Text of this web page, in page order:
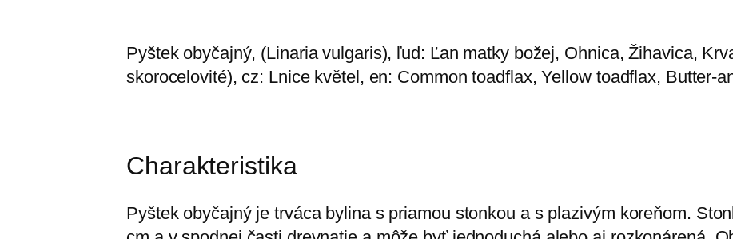
Pyštek obyčajný, (Linaria vulgaris), ľud: Ľan matky božej, Ohnica, Žihavica,
skorocelovité), cz: Lnice květel, en: Common toadflax, Yellow toadflax, Butter-
Charakteristika
Pyštek obyčajný je trváca bylina s priamou stonkou a s plazivým koreňom.